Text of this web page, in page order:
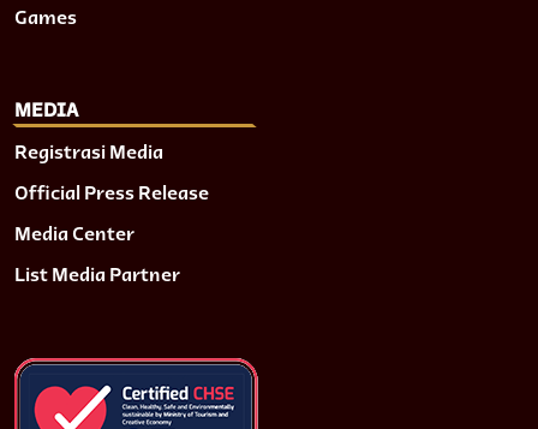
Games
MEDIA
Registrasi Media
Official Press Release
Media Center
List Media Partner